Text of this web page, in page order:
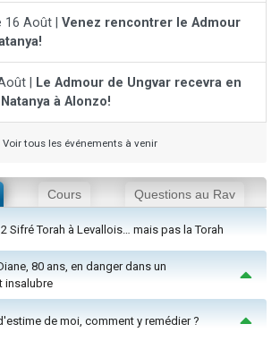
Août | Venez rencontrer le Admour
|
Le Admour de Ungvar recevra en
à Alonzo!
Voir tous les événements à venir
Cours Questions au Rav
Sifré Torah à Levallois… mais pas la Torah
80 ans, en danger dans un
insalubre
de moi, comment y remédier ?